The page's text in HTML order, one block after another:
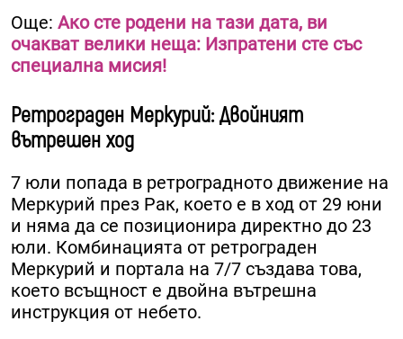
Още: Ако сте родени на тази дата, ви
очакват велики неща: Изпратени сте със
специална мисия!
Ретрограден Меркурий: Двойният
вътрешен ход
7 юли попада в ретроградното движение на
Меркурий през Рак, което е в ход от 29 юни
и няма да се позиционира директно до 23
юли. Комбинацията от ретрограден
Меркурий и портала на 7/7 създава това,
което всъщност е двойна вътрешна
инструкция от небето.